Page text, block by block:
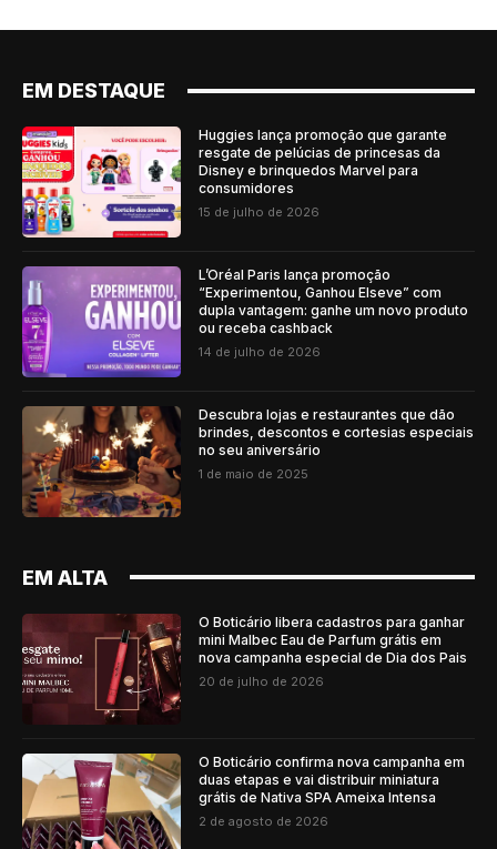
EM DESTAQUE
Huggies lança promoção que garante
resgate de pelúcias de princesas da
Disney e brinquedos Marvel para
consumidores
15 de julho de 2026
L’Oréal Paris lança promoção
“Experimentou, Ganhou Elseve” com
dupla vantagem: ganhe um novo produto
ou receba cashback
14 de julho de 2026
Descubra lojas e restaurantes que dão
brindes, descontos e cortesias especiais
no seu aniversário
1 de maio de 2025
EM ALTA
O Boticário libera cadastros para ganhar
mini Malbec Eau de Parfum grátis em
nova campanha especial de Dia dos Pais
20 de julho de 2026
O Boticário confirma nova campanha em
duas etapas e vai distribuir miniatura
grátis de Nativa SPA Ameixa Intensa
2 de agosto de 2026